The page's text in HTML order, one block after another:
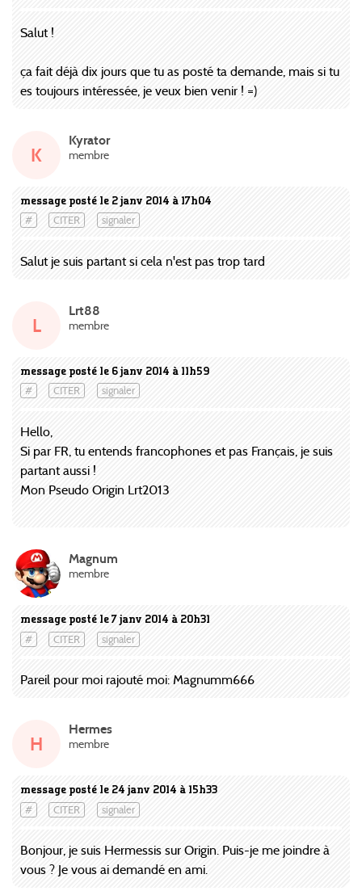
Salut !
ça fait déjà dix jours que tu as posté ta demande, mais si tu
es toujours intéressée, je veux bien venir ! =)
message posté le 2 janv 2014 à 17h04
# CITER signaler
K
Kyrator
membre
Salut je suis partant si cela n'est pas trop tard
message posté le 6 janv 2014 à 11h59
# CITER signaler
L
Lrt88
membre
Hello,
Si par FR, tu entends francophones et pas Français, je suis
partant aussi !
Mon Pseudo Origin Lrt2013
message posté le 7 janv 2014 à 20h31
# CITER signaler
Magnum
membre
Pareil pour moi rajouté moi: Magnumm666
message posté le 24 janv 2014 à 15h33
# CITER signaler
H
Hermes
membre
Bonjour, je suis Hermessis sur Origin. Puis-je me joindre à
vous ? Je vous ai demandé en ami.